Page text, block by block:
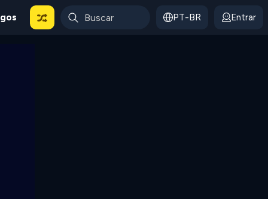
PT-BR Entrar